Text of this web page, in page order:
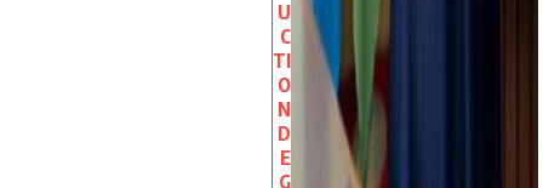
U
C
TI
O
N
D
E
G